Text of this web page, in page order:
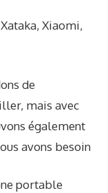
Xiaomi,
de
mais avec
également
avons besoin
portable